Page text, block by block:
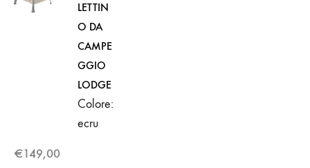
LETTIN
O DA
CAMPE
GGIO
LODGE
Colore:
ecru
€149,00